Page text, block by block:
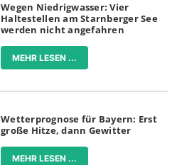
Wegen Niedrigwasser: Vier
Haltestellen am Starnberger See
werden nicht angefahren
MEHR LESEN ...
Wetterprognose für Bayern: Erst
große Hitze, dann Gewitter
MEHR LESEN ...